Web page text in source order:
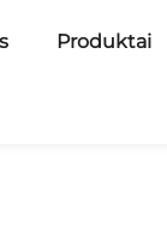
Produktai